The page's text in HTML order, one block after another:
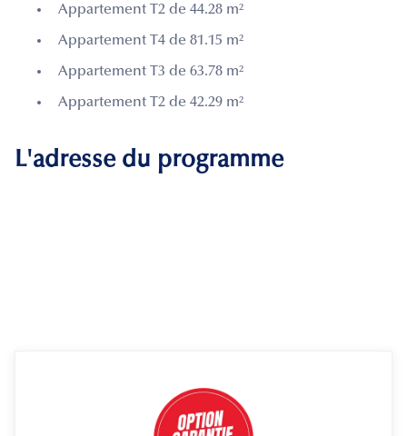
Appartement T2 de 44.28 m²
Appartement T4 de 81.15 m²
Appartement T3 de 63.78 m²
Appartement T2 de 42.29 m²
L'adresse du programme